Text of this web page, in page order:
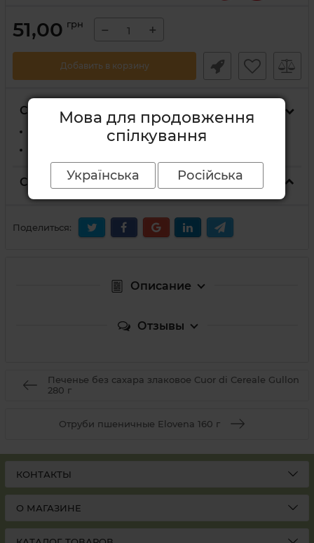
51,00 грн − +
Добавить в корзину
Способы доставки
На отделение Новой Почты
Способы оплаты
Поделиться:
Описание
Отзывы
Печенье без сахара злаковое Cuor di Cereale Gullon
280 г
Отруби пшеничные Elovena 160 г
КОНТАКТЫ
О МАГАЗИНЕ
Мова для продовження
спілкування
Українська Російська